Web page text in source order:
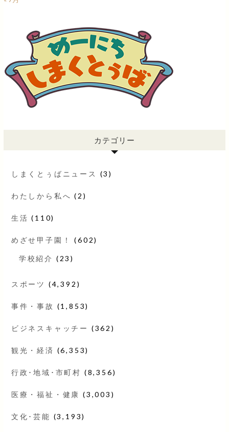
カテゴリー
しまくとぅばニュース (3)
わたしから私へ (2)
生活 (110)
めざせ甲子園！ (602)
学校紹介 (23)
スポーツ (4,392)
事件・事故 (1,853)
ビジネスキャッチー (362)
観光・経済 (6,353)
行政･地域･市町村 (8,356)
医療・福祉・健康 (3,003)
文化･芸能 (3,193)